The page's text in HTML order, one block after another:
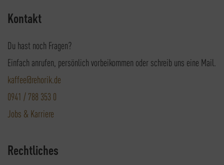
Kontakt
Du hast noch Fragen?
Einfach anrufen, persönlich vorbeikommen oder schreib uns eine Mail.
kaffee@rehorik.de
0941 / 788 353 0
Jobs & Karriere
Rechtliches